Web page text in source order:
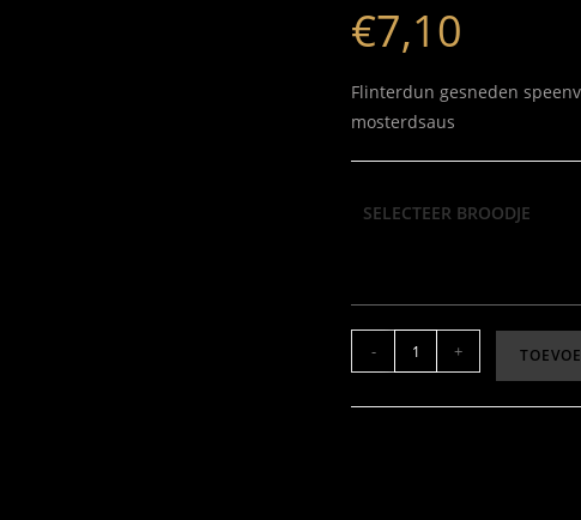
€7,10
Flinterdun gesneden
mosterdsaus
SELECTEER BROODJE
- +